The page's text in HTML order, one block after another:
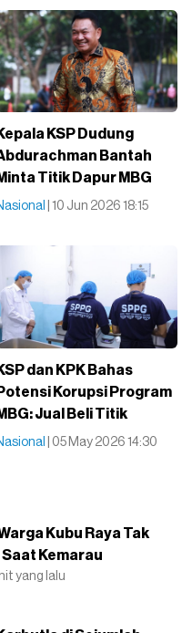
KSP Dudung
Bantah
Titik Dapur MBG
| 10 Jun 2026 18:15
dan KPK Bahas
Korupsi Program
Jual Beli Titik
| 05 May 2026 14:30
Kubu Raya Tak
Kemarau
yang lalu